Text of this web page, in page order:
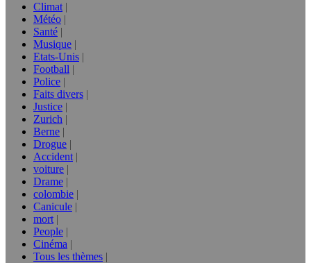
Climat
Météo
Santé
Musique
Etats-Unis
Football
Police
Faits divers
Justice
Zurich
Berne
Drogue
Accident
voiture
Drame
colombie
Canicule
mort
People
Cinéma
Tous les thèmes